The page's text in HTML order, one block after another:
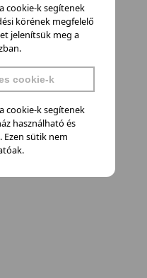
cookie-k segítenek
körének megfelelő
jelenítsük meg a
cookie-k
cookie-k segítenek
használható és
sütik nem